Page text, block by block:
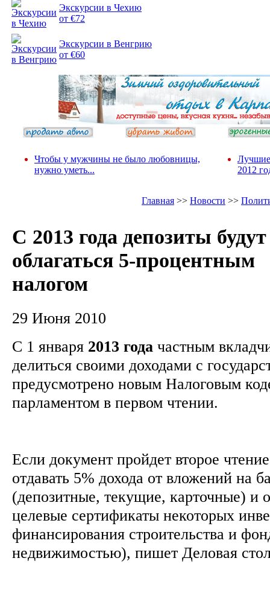
Экскурсии в Чехию
от €72
Экскурсии в Венгрию
от €60
Чтобы у мужчины не было любовницы,
нужно уметь...
Лучшие
2012
Главная >> Новости >>
С 2013 года депозиты будут
облагаться 5-процентным
налогом
29 Июня 2010
С 1 января 2013 года частным
делиться своими доходами с
предусмотрено новым Налоговым
парламентом в первом чтении.
Если документ пройдет второе
отдавать 5% дохода от вложений на
(депозитные, текущие, карточные) и
целевые сертификаты некоторых
финансирования строительства и
недвижимостью), пишет Деловая